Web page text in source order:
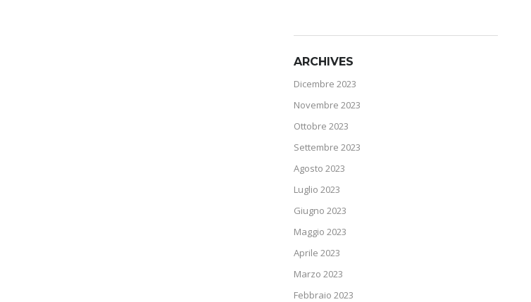
ARCHIVES
Dicembre 2023
Novembre 2023
Ottobre 2023
Settembre 2023
Agosto 2023
Luglio 2023
Giugno 2023
Maggio 2023
Aprile 2023
Marzo 2023
Febbraio 2023